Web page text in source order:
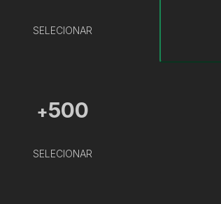
SELECIONAR
+500
SELECIONAR